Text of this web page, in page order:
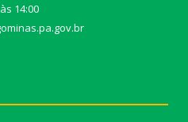
14:00